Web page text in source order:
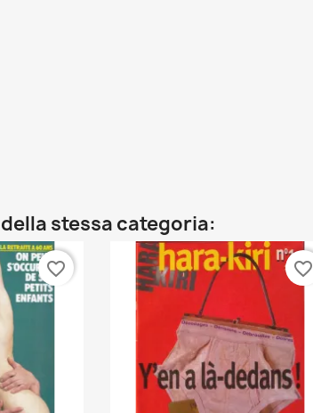
stessa categoria:
favorite_border favorite_border